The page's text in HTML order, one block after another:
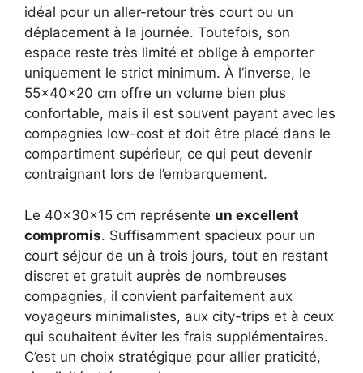
idéal pour un aller-retour très court ou un
déplacement à la journée. Toutefois, son
espace reste très limité et oblige à emporter
uniquement le strict minimum. À l’inverse, le
55x40x20 cm offre un volume bien plus
confortable, mais il est souvent payant avec les
compagnies low-cost et doit être placé dans le
compartiment supérieur, ce qui peut devenir
contraignant lors de l’embarquement.
Le 40x30x15 cm représente un excellent
compromis. Suffisamment spacieux pour un
court séjour de un à trois jours, tout en restant
discret et gratuit auprès de nombreuses
compagnies, il convient parfaitement aux
voyageurs minimalistes, aux city-trips et à ceux
qui souhaitent éviter les frais supplémentaires.
C’est un choix stratégique pour allier praticité,